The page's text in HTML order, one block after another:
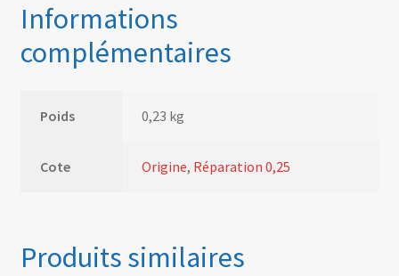
Informations
complémentaires
Poids 0,23 kg
Cote Origine, Réparation 0,25
Produits similaires